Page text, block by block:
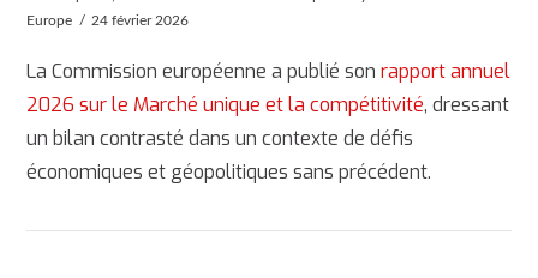
Europe
24 février 2026
La Commission européenne a publié sonrapport annuel
2026 sur le Marché unique et la compétitivité, dressant
un bilan contrasté dans un contexte de défis
économiques et géopolitiques sans précédent.